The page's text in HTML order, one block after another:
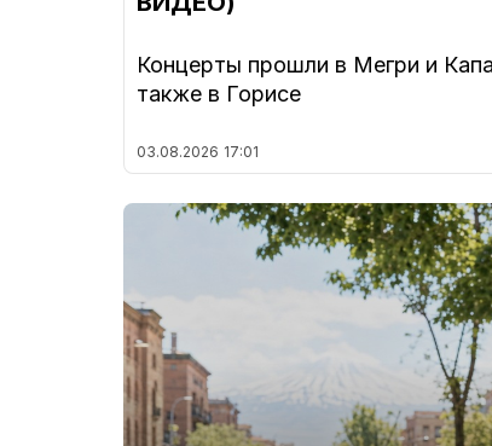
Концерты прошли в Мегри и
также в Горисе
03.08.2026 17:01